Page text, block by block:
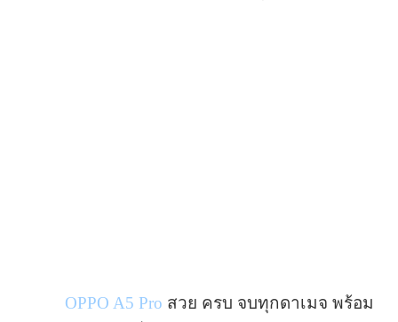
OPPO A5 Pro สวย ครบ จบทุกดาเมจ พร้อม